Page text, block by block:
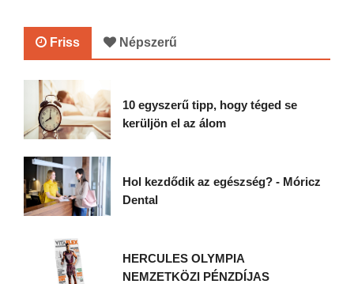
Friss Népszerű
10 egyszerű tipp, hogy téged se
kerüljön el az álom
Hol kezdődik az egészség? - Móricz
Dental
HERCULES OLYMPIA
NEMZETKÖZI PÉNZDÍJAS